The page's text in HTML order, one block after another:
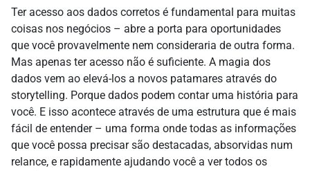
Ter acesso aos dados corretos é fundamental para muitas
coisas nos negócios – abre a porta para oportunidades
que você provavelmente nem consideraria de outra forma.
Mas apenas ter acesso não é suficiente. A magia dos
dados vem ao elevá-los a novos patamares através do
storytelling. Porque dados podem contar uma história para
você. E isso acontece através de uma estrutura que é mais
fácil de entender – uma forma onde todas as informações
que você possa precisar são destacadas, absorvidas num
relance, e rapidamente ajudando você a ver todos os